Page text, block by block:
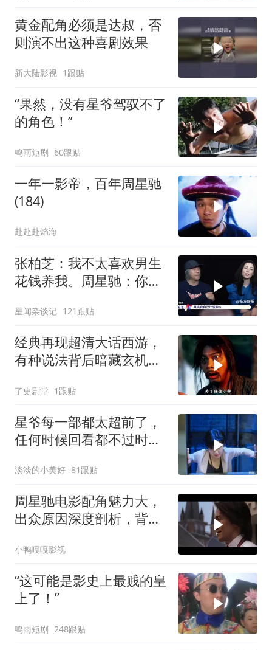
黄金配角必须是达叔，否
则演不出这种喜剧效果
新大陆影视 1跟贴
“果然，没有星爷驾驭不了
的角色！”
鸣雨短剧 60跟贴
一年一影帝，百年周星驰
(184)
赴赴赴焰海
张柏芝：我不太喜欢男生
花钱养我。周星驰：你不
星闻杂谈记 121跟贴
经典再现超清大话西游，
有种说法背后暗藏玄机，
了史剧堂 1跟贴
星爷每一部都太超前了，
任何时候回看都不过时，
淡淡的小美好 81跟贴
周星驰电影配角魅力大，
出众原因深度剖析，背后
小鸭嘎嘎影视
“这可能是影史上最贱的皇
上了！”
鸣雨短剧 248跟贴